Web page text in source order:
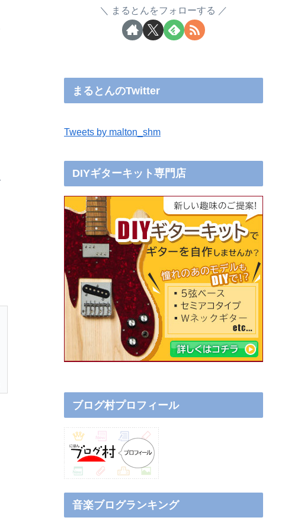
まるとんをフォローする
まるとんのTwitter
Tweets by malton_shm
DIYギターキット専門店
ブログ村プロフィール
音楽ブログランキング